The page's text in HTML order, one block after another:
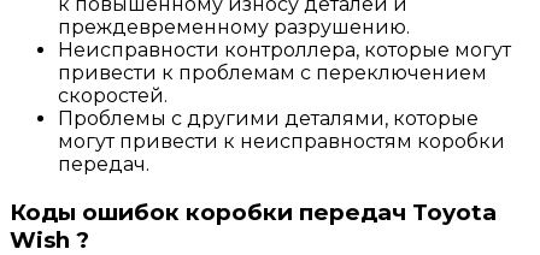
преждевременному разрушению.
Неисправности контроллера, которые могут
привести к проблемам с переключением
скоростей.
Проблемы с другими деталями, которые
могут привести к неисправностям коробки
передач.
Коды ошибок коробки передач Toyota
Wish ?